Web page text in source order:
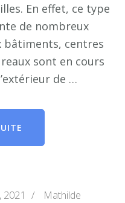
En effet, ce type
de nombreux
bâtiments, centres
sont en cours
de …
2021 / Mathilde